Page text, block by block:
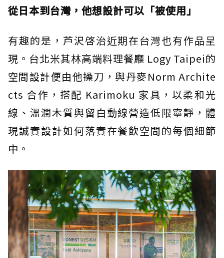
從日本到台灣，他想設計可以「被使用」
有趣的是，芦沢啓治近期在台灣也有作品呈
現。台北米其林高端料理餐廳 Logy Taipei的
空間設計便由他操刀，與丹麥Norm Archite
cts 合作，搭配 Karimoku 家具，以柔和光
線、溫潤木質與留白動線營造低限寧靜，體
現誠實設計如何落實在餐飲空間的每個細節
中。